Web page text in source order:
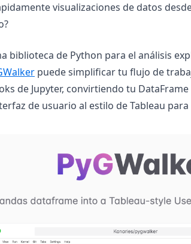
visualizaciones de datos
biblioteca de Python para el análisis
(opens in a new tab)
puede simplificar tu flujo de
de Jupyter, convirtiendo tu
de usuario al estilo de Tableau